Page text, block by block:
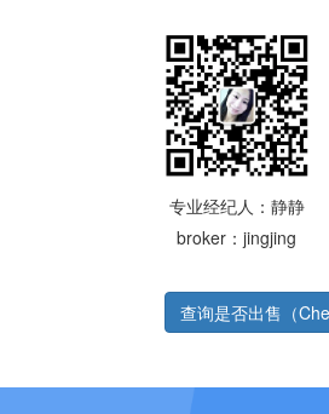
专业经纪人：静静
broker：jingjing
查询是否出售（